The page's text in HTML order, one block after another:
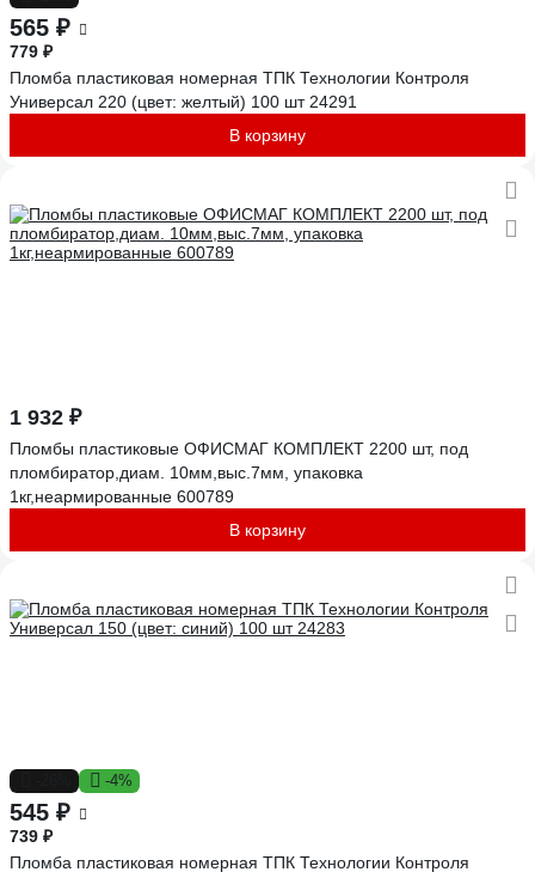
565 ₽
779 ₽
Пломба пластиковая номерная ТПК Технологии Контроля
Универсал 220 (цвет: желтый) 100 шт 24291
В корзину
1 932 ₽
Пломбы пластиковые ОФИСМАГ КОМПЛЕКТ 2200 шт, под
пломбиратор,диам. 10мм,выс.7мм, упаковка
1кг,неармированные 600789
В корзину
-4%
545 ₽
739 ₽
Пломба пластиковая номерная ТПК Технологии Контроля